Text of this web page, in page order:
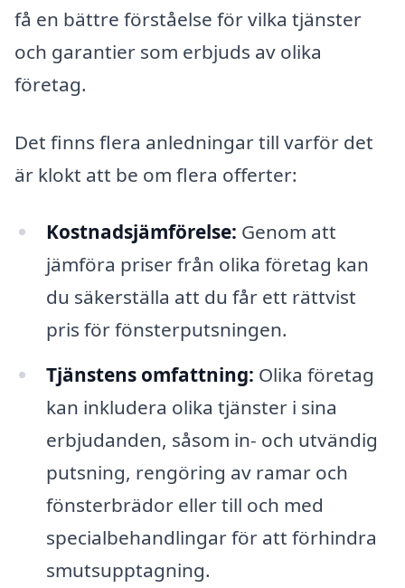
få en bättre förståelse för vilka tjänster
och garantier som erbjuds av olika
företag.
Det finns flera anledningar till varför det
är klokt att be om flera offerter:
Kostnadsjämförelse: Genom att
jämföra priser från olika företag kan
du säkerställa att du får ett rättvist
pris för fönsterputsningen.
Tjänstens omfattning: Olika företag
kan inkludera olika tjänster i sina
erbjudanden, såsom in- och utvändig
putsning, rengöring av ramar och
fönsterbrädor eller till och med
specialbehandlingar för att förhindra
smutsupptagning.